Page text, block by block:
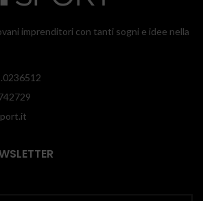
imprenditori con tanti sogni e idee nella